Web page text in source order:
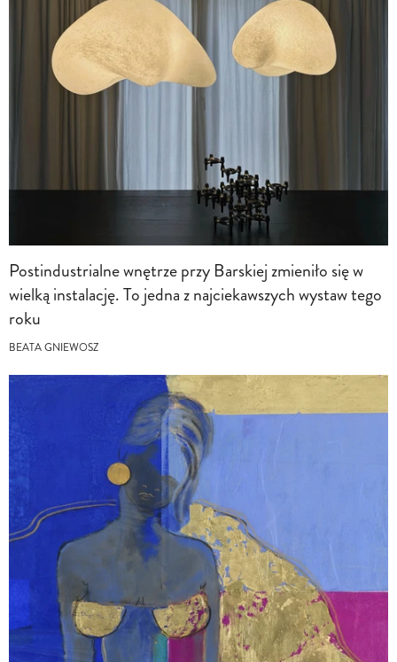
Postindustrialne wnętrze przy Barskiej zmieniło się w
wielką instalację. To jedna z najciekawszych wystaw tego
roku
BEATA GNIEWOSZ